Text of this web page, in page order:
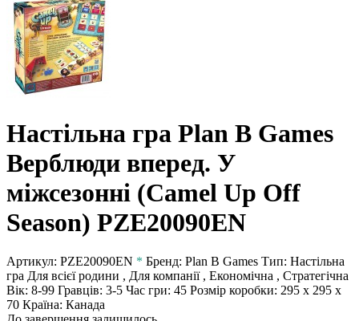
Настільна гра Plan B Games
Верблюди вперед. У
міжсезонні (Camel Up Off
Season) PZE20090EN
Артикул: PZE20090EN * Бренд: Plan B Games Тип: Настільна
гра Для всієї родини , Для компанії , Економічна , Стратегічна
Вік: 8-99 Гравців: 3-5 Час гри: 45 Розмір коробки: 295 x 295 x
70 Країна: Канада